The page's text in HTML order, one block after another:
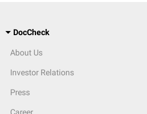
DocCheck
About Us
Investor Relations
Press